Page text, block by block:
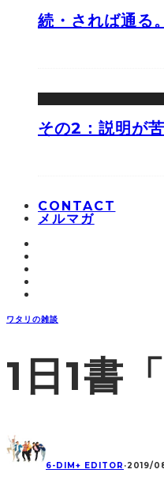
続・されば通る
その2：説明が
CONTACT
メルマガ
ワタリの雑談
1日1書
6-DIM+ EDITOR ·2019/